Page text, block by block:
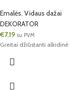
Emalės, Vidaus dažai
DEKORATOR
€7,19 su PVM
Greitai džiūstanti